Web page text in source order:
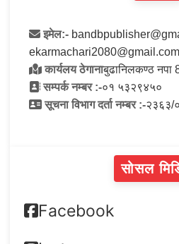
इमेल:-
ekarmachari2080@gmail.com
कार्यलय ठेगानाबुढानिलकण्ठ नपा
सम्पर्क नम्बर :-०१ ५३२९४५०
सूचना विभाग दर्ता नम्बर :-२३६३/
सोसल
Facebook